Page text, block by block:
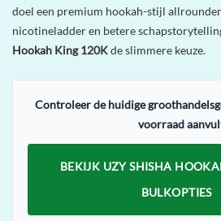
doel een premium hookah-stijl
nicotineladder en betere
Hookah King 120Kde slimmere keuze.
Controleer de huidige
voorraad
BEKIJK UZY SHISHA
BULKOPTIES